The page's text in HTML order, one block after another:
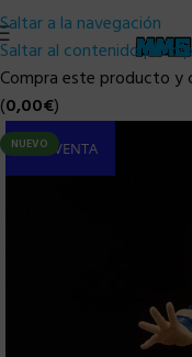
Saltar a la navegación
Saltar al contenido
Compra este producto y
(0,00€)
NUEVO
PRE-VENTA